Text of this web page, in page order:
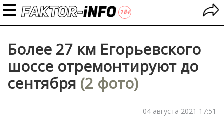
Более 27 км Егорьевского
шоссе отремонтируют до
сентября (2 фото)
04 августа 2021 17:51